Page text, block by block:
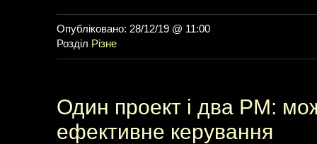
Опубліковано: 28/12/19 @ 11:00
Розділ Різне
Один проект і два PM:
ефективне керування